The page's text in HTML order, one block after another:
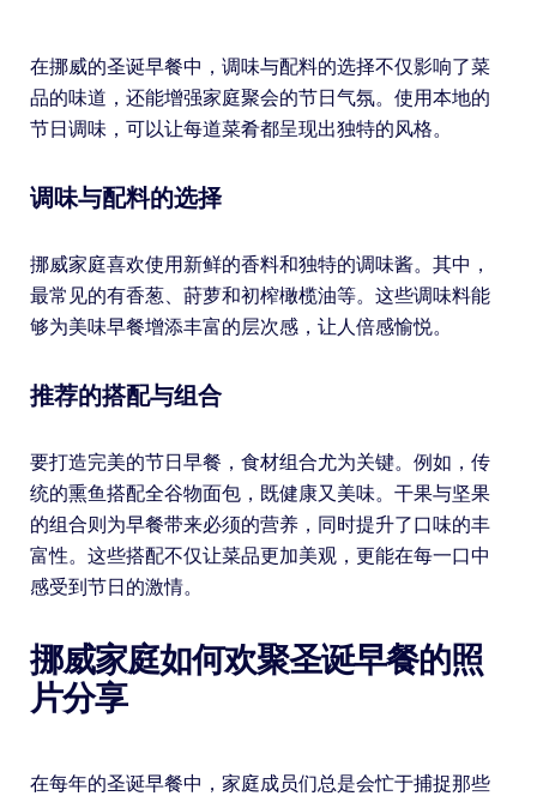
在挪威的圣诞早餐中，调味与配料的选择不仅影响了菜
品的味道，还能增强家庭聚会的节日气氛。使用本地的
节日调味，可以让每道菜肴都呈现出独特的风格。
调味与配料的选择
挪威家庭喜欢使用新鲜的香料和独特的调味酱。其中，
最常见的有香葱、莳萝和初榨橄榄油等。这些调味料能
够为美味早餐增添丰富的层次感，让人倍感愉悦。
推荐的搭配与组合
要打造完美的节日早餐，食材组合尤为关键。例如，传
统的熏鱼搭配全谷物面包，既健康又美味。干果与坚果
的组合则为早餐带来必须的营养，同时提升了口味的丰
富性。这些搭配不仅让菜品更加美观，更能在每一口中
感受到节日的激情。
挪威家庭如何欢聚圣诞早餐的照
片分享
在每年的圣诞早餐中，家庭成员们总是会忙于捕捉那些